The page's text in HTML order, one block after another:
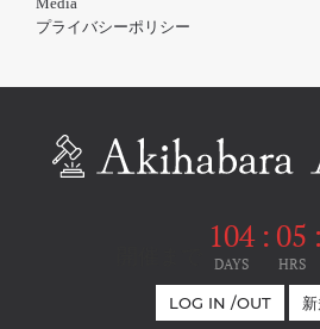
プライバシーポリシー
104
DAYS
: 05
HRS
:
LOG IN /OUT